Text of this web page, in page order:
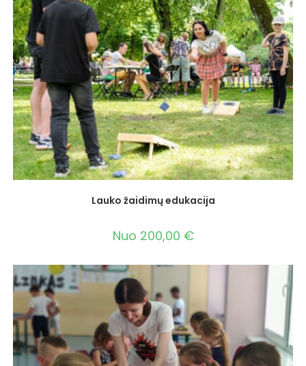
Lauko žaidimų edukacija
Nuo 200,00 €